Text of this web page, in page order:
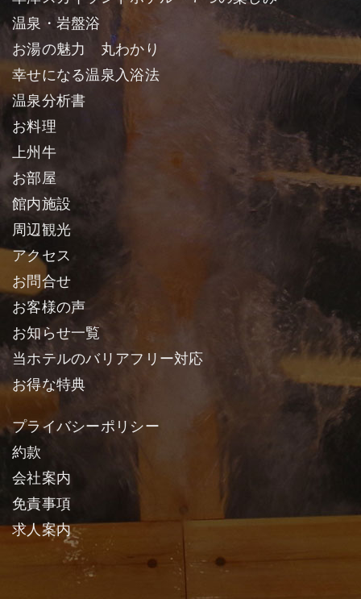
温泉・岩盤浴
お湯の魅力 丸わかり
幸せになる温泉入浴法
温泉分析書
お料理
上州牛
お部屋
館内施設
周辺観光
アクセス
お問合せ
お客様の声
お知らせ一覧
当ホテルのバリアフリー対応
お得な特典
プライバシーポリシー
約款
会社案内
免責事項
求人案内